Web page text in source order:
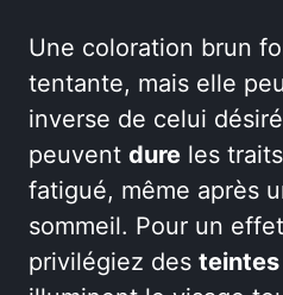
Une coloration brun
tentante, mais elle
inverse de celui
peuvent dure les
fatigué, même après
sommeil. Pour un
privilégiez des